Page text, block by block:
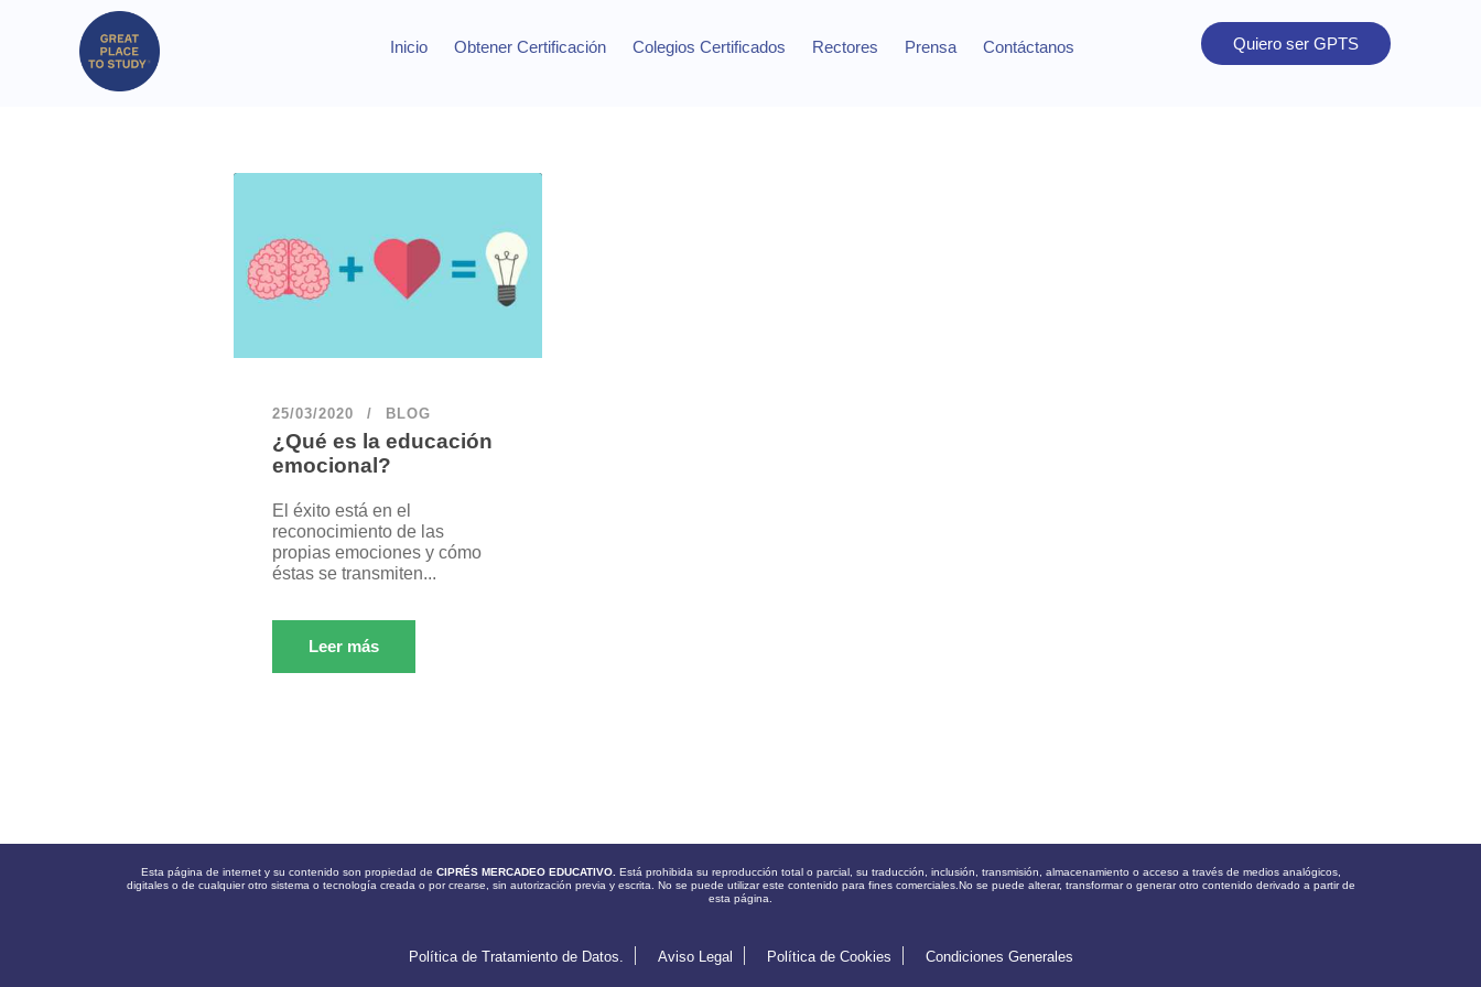
Inicio Obtener Certificación Colegios Certificados Rectores Prensa Contáctanos Quiero ser GPTS
25/03/2020 BLOG
¿Qué es la educación
emocional?
El éxito está en el
reconocimiento de las
propias emociones y cómo
éstas se transmiten...
Leer más
Esta página de internet y su contenido son propiedad de CIPRÉS MERCADEO EDUCATIVO. Está prohibida su reproducción total o parcial, su traducción, inclusión, transmisión, almacenamiento o acceso a través de medios analógicos,
digitales o de cualquier otro sistema o tecnología creada o por crearse, sin autorización previa y escrita. No se puede utilizar este contenido para fines comerciales.No se puede alterar, transformar o generar otro contenido derivado a partir de
esta página.
Política de Tratamiento de Datos. Aviso Legal Política de Cookies Condiciones Generales